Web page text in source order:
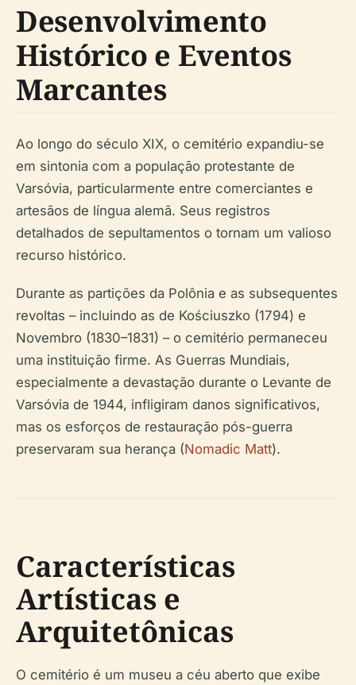
Desenvolvimento
Histórico e Eventos
Marcantes
Ao longo do século XIX, o cemitério expandiu-se
em sintonia com a população protestante de
Varsóvia, particularmente entre comerciantes e
artesãos de língua alemã. Seus registros
detalhados de sepultamentos o tornam um valioso
recurso histórico.
Durante as partições da Polônia e as subsequentes
revoltas – incluindo as de Kościuszko (1794) e
Novembro (1830–1831) – o cemitério permaneceu
uma instituição firme. As Guerras Mundiais,
especialmente a devastação durante o Levante de
Varsóvia de 1944, infligiram danos significativos,
mas os esforços de restauração pós-guerra
preservaram sua herança (Nomadic Matt).
Características
Artísticas e
Arquitetônicas
O cemitério é um museu a céu aberto que exibe